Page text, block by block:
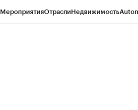
МероприятияОтраслиНедвижимость